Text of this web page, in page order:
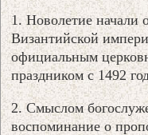
1. Новолетие начали
Византийской
официальным
праздником с 1492
2. Смыслом
воспоминание о